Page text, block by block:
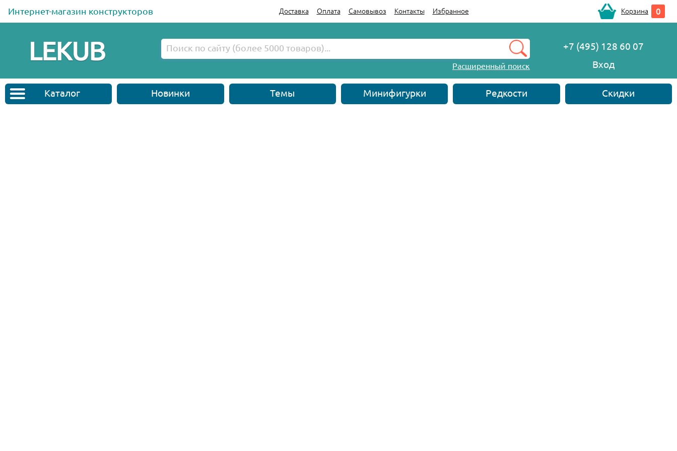
Интернет-магазин конструкторов Доставка Оплата Самовывоз Контакты Избранное Корзина 0
Расширенный поиск
+7 (495) 128 60 07
Вход
Каталог Новинки Темы Минифигурки Редкости Скидки